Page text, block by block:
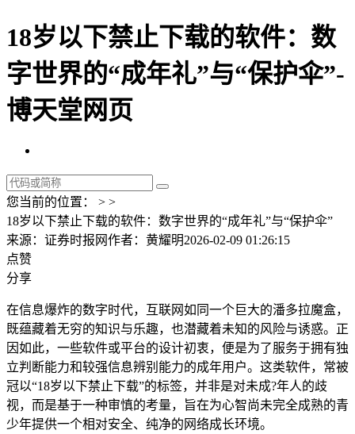
18岁以下禁止下载的软件：数
字世界的“成年礼”与“保护伞”-
博天堂网页
您当前的位置： > >
18岁以下禁止下载的软件：数字世界的“成年礼”与“保护伞”
来源：证券时报网作者：黄耀明2026-02-09 01:26:15
点赞
分享
在信息爆炸的数字时代，互联网如同一个巨大的潘多拉魔盒，
既蕴藏着无穷的知识与乐趣，也潜藏着未知的风险与诱惑。正
因如此，一些软件或平台的设计初衷，便是为了服务于拥有独
立判断能力和较强信息辨别能力的成年用户。这类软件，常被
冠以“18岁以下禁止下载”的标签，并非是对未成?年人的歧
视，而是基于一种审慎的考量，旨在为心智尚未完全成熟的青
少年提供一个相对安全、纯净的网络成长环境。